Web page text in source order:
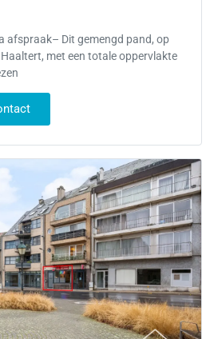
afspraak– Dit gemengd pand, op
met een totale oppervlakte